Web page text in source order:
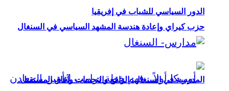
حزب كيراي وإعادة هندسة المشهد السياسي في السنغال
الدور السياسي للشباب في إفريقيا
المدرسة في السنغال: الواقع والتحديات وآفاق المستقبل